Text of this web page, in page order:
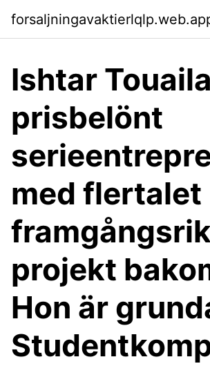
Ishtar
prisbelönt
med flertalet
projekt
Hon är